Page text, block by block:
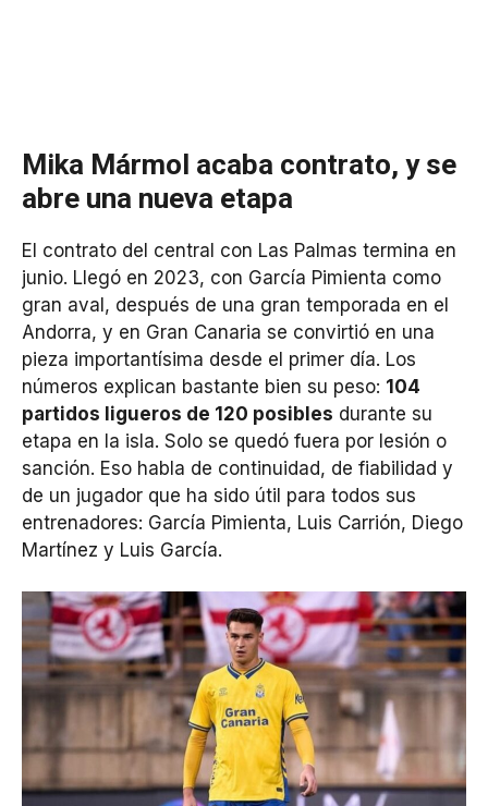
Mika Mármol acaba contrato, y se
abre una nueva etapa
El contrato del central con Las Palmas termina en
junio. Llegó en 2023, con García Pimienta como
gran aval, después de una gran temporada en el
Andorra, y en Gran Canaria se convirtió en una
pieza importantísima desde el primer día. Los
números explican bastante bien su peso: 104
partidos ligueros de 120 posibles durante su
etapa en la isla. Solo se quedó fuera por lesión o
sanción. Eso habla de continuidad, de fiabilidad y
de un jugador que ha sido útil para todos sus
entrenadores: García Pimienta, Luis Carrión, Diego
Martínez y Luis García.